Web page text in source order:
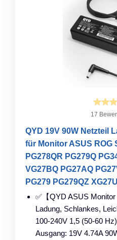
17
QYD 19V 90W Netzteil
für Monitor ASUS ROG
PG278QR PG279Q
VG27BQ PG27AQ
PG279 PG279QZ
✅【QYD ASUS
Ladung, Schlankes,
100-240V 1,5 (50-60
Ausgang: 19V 4.74A